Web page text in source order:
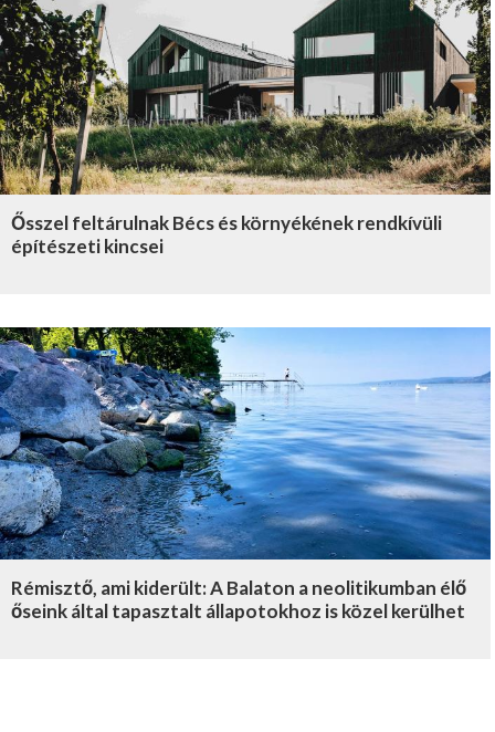
Ősszel feltárulnak Bécs és környékének rendkívüli
építészeti kincsei
Rémisztő, ami kiderült: A Balaton a neolitikumban élő
őseink által tapasztalt állapotokhoz is közel kerülhet